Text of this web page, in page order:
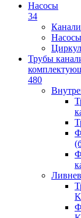
Насосы
34
Трубы
480